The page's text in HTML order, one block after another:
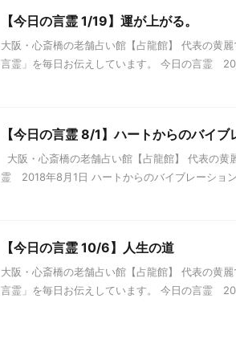
【今日の言霊 1/19】運が上がる。
大阪・心斎橋の老舗占い館【占龍館】 代表の黄
言霊」を毎日お伝えしています。 今日の言霊
【今日の言霊 8/1】ハートからのバイブ
大阪・心斎橋の老舗占い館【占龍館】 代表の
霊 2018年8月1日 ハートからのバイブレーショ
【今日の言霊 10/6】人生の道
大阪・心斎橋の老舗占い館【占龍館】 代表の黄
言霊」を毎日お伝えしています。 今日の言霊